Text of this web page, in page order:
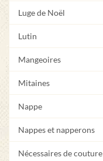
Luge de Noël
Lutin
Mangeoires
Mitaines
Nappe
Nappes et napperons
Nécessaires de couture